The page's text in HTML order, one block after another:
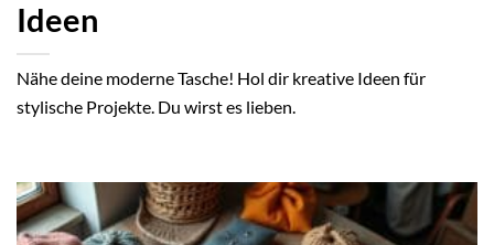
Ideen
Nähe deine moderne Tasche! Hol dir kreative Ideen für
stylische Projekte. Du wirst es lieben.